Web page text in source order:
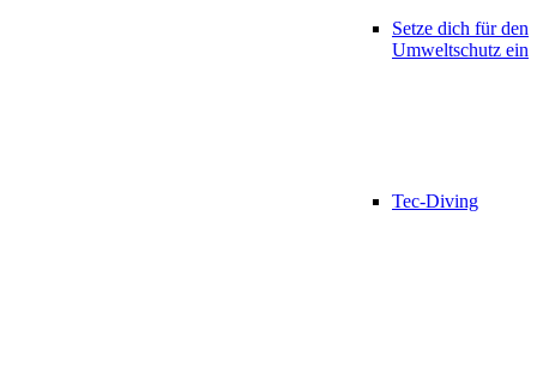
Setze dich für den
Umweltschutz ein
Tec-Diving